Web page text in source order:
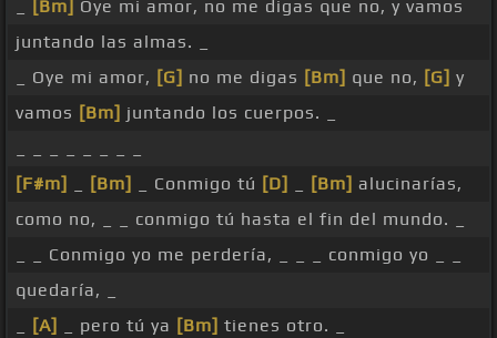
[Bm] Oye mi amor, no me digas que no, y vamos
juntando las almas. _
_ Oye mi amor, [G] no me digas [Bm] que no, [G] y
vamos [Bm] juntando los cuerpos. _
[F#m]
[Bm] _ Conmigo tú [D] [Bm] alucinarías,
como no, _ _ conmigo tú hasta el fin del mundo. _
_ _ Conmigo yo me perdería, _ _ _ conmigo yo _ _
quedaría, _
[A] _ pero tú ya [Bm] tienes otro. _